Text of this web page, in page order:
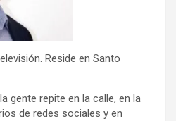
Reside en Santo
gente repite en la calle, en la
de redes sociales y en